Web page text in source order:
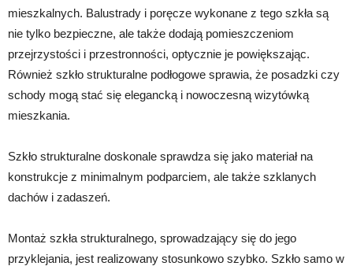
mieszkalnych. Balustrady i poręcze wykonane z tego szkła są
nie tylko bezpieczne, ale także dodają pomieszczeniom
przejrzystości i przestronności, optycznie je powiększając.
Również szkło strukturalne podłogowe sprawia, że posadzki czy
schody mogą stać się elegancką i nowoczesną wizytówką
mieszkania.
Szkło strukturalne doskonale sprawdza się jako materiał na
konstrukcje z minimalnym podparciem, ale także szklanych
dachów i zadaszeń.
Montaż szkła strukturalnego, sprowadzający się do jego
przyklejania, jest realizowany stosunkowo szybko. Szkło samo w